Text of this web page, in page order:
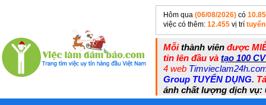
Hôm qua (06/08/2026) có
việc có thêm: 12.455 vị trí
Mỗithành viên được
tin lên đầu và tạo 100
4 web
Group TUYỂN DỤNG.
ánh chất lượng dịch vụ: